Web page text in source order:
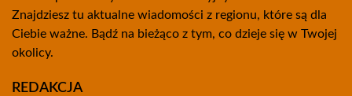
Znajdziesz tu aktualne wiadomości z regionu, które są dla
Ciebie ważne. Bądź na bieżąco z tym, co dzieje się w Twojej
okolicy.
REDAKCJA